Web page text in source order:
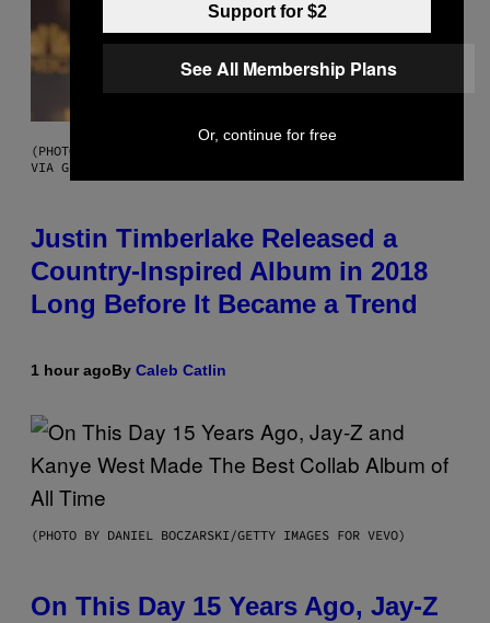
(PHOTO BY CHRISTOPHER POLK/NBCU PHOTO BANK/NBCUNIVERSAL
VIA GETTY IMAGES)
Justin Timberlake Released a
Country-Inspired Album in 2018
Long Before It Became a Trend
1 hour agoBy Caleb Catlin
(PHOTO BY DANIEL BOCZARSKI/GETTY IMAGES FOR VEVO)
On This Day 15 Years Ago, Jay-Z
Support for $2
See All Membership Plans
Or, continue for free